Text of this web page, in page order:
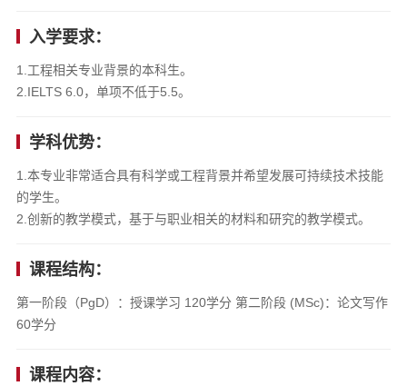
入学要求：
1.工程相关专业背景的本科生。
2.IELTS 6.0，单项不低于5.5。
学科优势：
1.本专业非常适合具有科学或工程背景并希望发展可持续技术技能
的学生。
2.创新的教学模式，基于与职业相关的材料和研究的教学模式。
课程结构：
第一阶段（PgD）：授课学习 120学分 第二阶段 (MSc)：论文写作
60学分
课程内容：